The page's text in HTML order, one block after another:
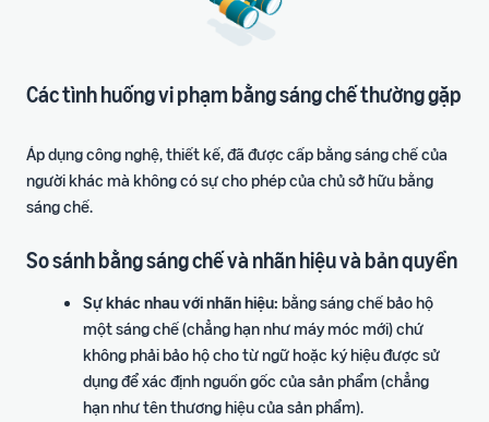
Các tình huống vi phạm bằng sáng chế thường gặp
Áp dụng công nghệ, thiết kế, đã được cấp bằng sáng chế của
người khác mà không có sự cho phép của chủ sở hữu bằng
sáng chế.
So sánh bằng sáng chế và nhãn hiệu và bản quyền
Sự khác nhau với nhãn hiệu: bằng sáng chế bảo hộ
một sáng chế (chẳng hạn như máy móc mới) chứ
không phải bảo hộ cho từ ngữ hoặc ký hiệu được sử
dụng để xác định nguồn gốc của sản phẩm (chẳng
hạn như tên thương hiệu của sản phẩm).